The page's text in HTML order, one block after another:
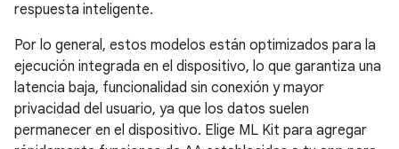
respuesta inteligente.
Por lo general, estos modelos están optimizados para la
ejecución integrada en el dispositivo, lo que garantiza una
latencia baja, funcionalidad sin conexión y mayor
privacidad del usuario, ya que los datos suelen
permanecer en el dispositivo. Elige ML Kit para agregar